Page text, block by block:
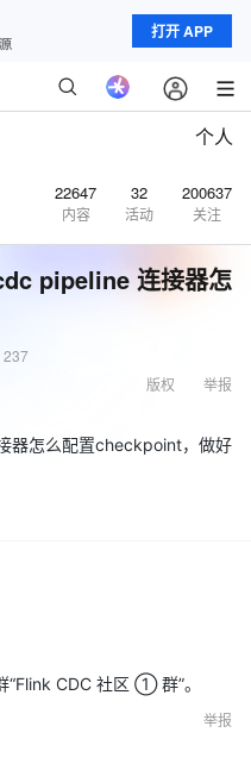
打开 APP
个人
22647
内容
32
活动
200637
关注
pipeline 连接器怎
237
举报
版权
器怎么配置checkpoint，做好
CDC 社区 ① 群”。
举报